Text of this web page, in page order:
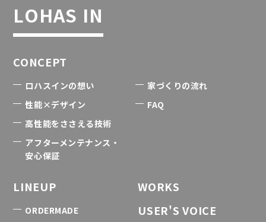
LOHAS IN
CONCEPT
ロハスインの想い
性能×デザイン
高性能をささえる技術
アフターメンテナンス・
安心保証
家づくりの流れ
FAQ
LINEUP
ORDERMADE
WORKS
USER'S VOICE